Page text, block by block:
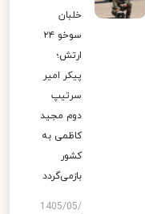
خلبان
سوخو ۲۴
ارتش؛
پیکر امیر
سرتیپ
دوم مجید
کاظمی به
کشور
بازمی‌گردد
1405/05/